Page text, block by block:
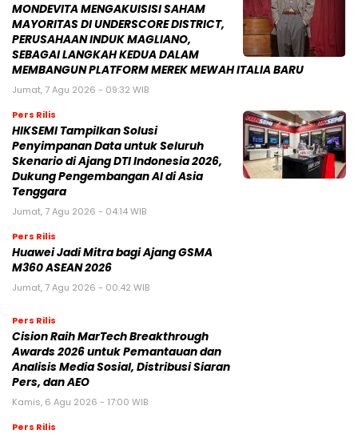
MONDEVITA MENGAKUISISI SAHAM
MAYORITAS DI UNDERSCORE DISTRICT,
PERUSAHAAN INDUK MAGLIANO,
SEBAGAI LANGKAH KEDUA DALAM
MEMBANGUN PLATFORM MEREK MEWAH ITALIA BARU
Jumat, 7 Agu 2026 - 09:32 WIB
Pers Rilis
HIKSEMI Tampilkan Solusi
Penyimpanan Data untuk Seluruh
Skenario di Ajang DTI Indonesia 2026,
Dukung Pengembangan AI di Asia
Tenggara
Jumat, 7 Agu 2026 - 04:14 WIB
Pers Rilis
Huawei Jadi Mitra bagi Ajang GSMA
M360 ASEAN 2026
Jumat, 7 Agu 2026 - 00:42 WIB
Pers Rilis
Cision Raih MarTech Breakthrough
Awards 2026 untuk Pemantauan dan
Analisis Media Sosial, Distribusi Siaran
Pers, dan AEO
Kamis, 6 Agu 2026 - 17:00 WIB
Pers Rilis